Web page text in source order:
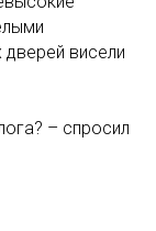
висели
– спросил